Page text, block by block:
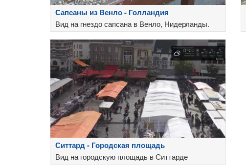
Сапсаны из Венло - Голландия
Вид на гнездо сапсана в Венло, Нидерланды.
Ситтард - Городская площадь
Вид на городскую площадь в Ситтарде